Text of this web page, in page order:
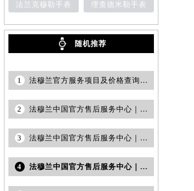
法兰克穆勒手表 理查德米勒手表
随机推荐
1 法穆兰官方服务项目及价格查询｜完整网点地址及热线权威信息公告（2026年7月最新）
2 法穆兰中国官方售后服务中心｜全新服务电话及详细地址权威信息公告（2026年6月最新）
3 法穆兰中国官方售后服务中心｜最新地址与客服电话权威信息通知（2026年7月最新）
4 法穆兰中国官方售后服务中心｜详细地址与24小时售后电话权威信息通告（2026年7月最新）